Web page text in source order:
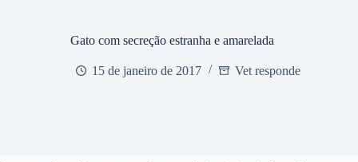
Gato com secreção estranha e amarelada
15 de janeiro de 2017 Vet responde